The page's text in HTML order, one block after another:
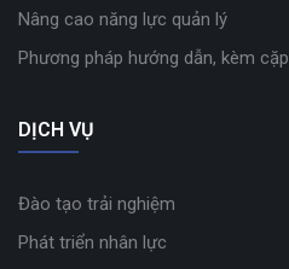
Nâng cao năng lực quản lý
Phương pháp hướng dẫn, kèm cặp
DỊCH VỤ
Đào tạo trải nghiệm
Phát triển nhân lực